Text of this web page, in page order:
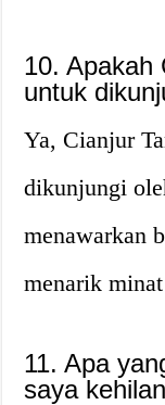
10. Apakah
untuk
Ya, Cianjur
dikunjungi
menawarkan
menarik
11. Apa
saya